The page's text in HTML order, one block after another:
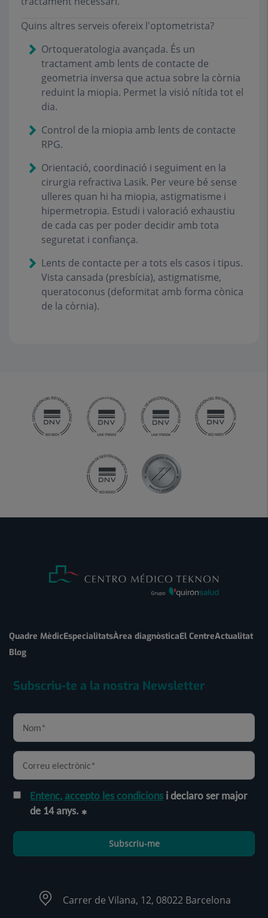
Quins altres serveis ofereix l'optometrista?
Ortoqueratologia avançada. És un
tractament amb lents de contacte de
geometria inversa que actua sobre la còrnia
reduint la miopia. Permet la visió nítida tot el
dia.
Control de la miopia amb lents de contacte
RPG.
Orientació, coordinació i seguiment en la
cirurgia refractiva Lasik. Per veure bé sense
ulleres quan hi ha miopia, astigmatisme i
hipermetropia. Estudi i valoració exhaustiu
de cada cas per poder decidir amb tota
seguretat i confiança.
Lents de contacte per a tots els casos i tipus.
Vista cansada (presbícia), astigmatisme,
queratoconus (deformitat amb forma cònica
de la còrnia).
Quadre MèdicEspecialitatsÀrea diagnòsticaEl CentreActualitat
Blog
Subscriu-te a la nostra Newsletter
Entenc, accepto les condicions i declaro ser major
de 14 anys.
Subscriu-me
Carrer de Vilana, 12, 08022 Barcelona